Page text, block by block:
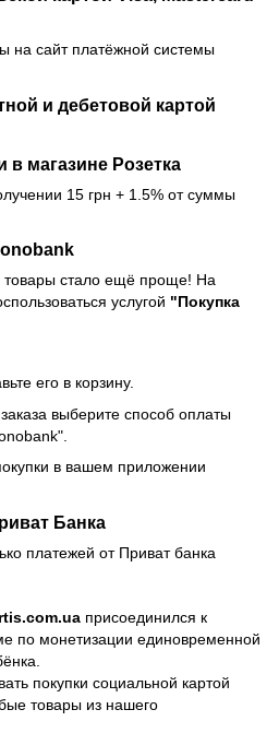
на сайт платёжной системы
и дебетовой картой
в магазине Розетка
15 грн + 1.5% от суммы
товары стало ещё проще! На
услугой "Покупка
его в корзину.
выберите способ оплаты
в вашем приложении
Банка
платежей от Приват банка
присоединился к
по монетизации единовременной
покупки социальной картой
товары из нашего